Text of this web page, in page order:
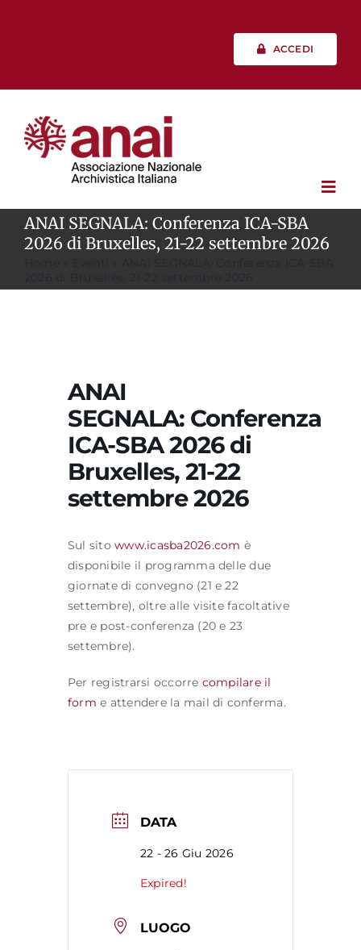
ACCEDI
Chi siamo
Formazione
Attività editoriale
ANAI SEGNALA: Conferenza ICA-SBA
2026 di Bruxelles, 21-22 settembre 2026
ANAI
SEGNALA: Conferenza
ICA-SBA 2026 di
Bruxelles, 21-22
settembre 2026
Sul sitowww.icasba2026.com è
disponibile il programma delle due
giornate di convegno (21 e 22
settembre), oltre alle visite facoltative
pre e post-conferenza (20 e 23
settembre).
Per registrarsi occorre compilare il
form e attendere la mail di conferma.
DATA
22 - 26 Giu 2026
Expired!
LUOGO